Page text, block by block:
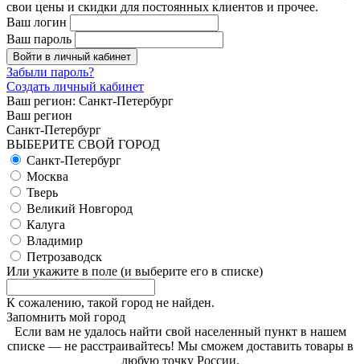
свои цены и скидки для постоянных клиентов и прочее.
Ваш логин
Ваш пароль
Войти в личный кабинет
Забыли пароль?
Создать личный кабинет
Ваш регион: Санкт-Петербург
Ваш регион
Санкт-Петербург
ВЫБЕРИТЕ СВОЙ ГОРОД
Санкт-Петербург
Москва
Тверь
Великий Новгород
Калуга
Владимир
Петрозаводск
Или укажите в поле (и выберите его в списке)
К сожалению, такой город не найден.
Запомнить мой город
Если вам не удалось найти свой населенный пункт в нашем
списке — не расстраивайтесь! Мы сможем доставить товары в
любую точку России.